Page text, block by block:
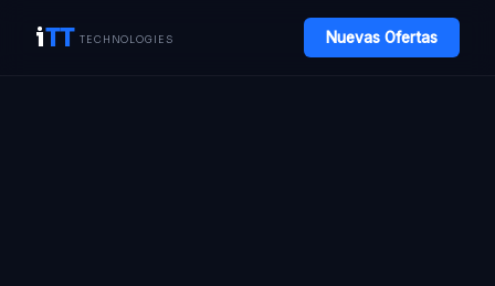
iTT TECHNOLOGIES Nuevas Ofertas